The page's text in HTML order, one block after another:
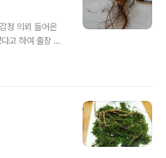
정 의뢰 들어온
고 하여 출장 감
서는 만종이라